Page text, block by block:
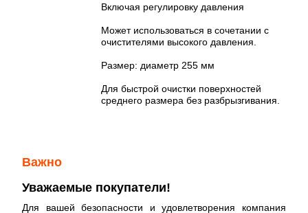
Включая регулировку давления
Может использоваться в сочетании с
очистителями высокого давления.
Размер: диаметр 255 мм
Для быстрой очистки поверхностей
среднего размера без разбрызгивания.
Важно
Уважаемые покупатели!
Для вашей безопасности и удовлетворения компания